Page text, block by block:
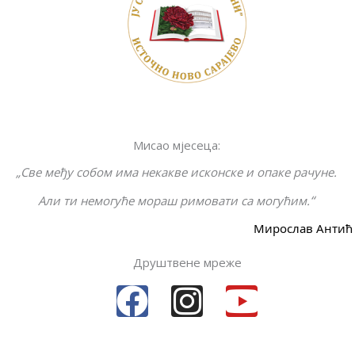
g
er
Мисао мјесеца:
„Све међу собом има некакве исконске и опаке рачуне.
Али ти немогуће мораш римовати са могућим.“
Мирослав Антић
Друштвене мреже
F
a
I
n
Y
o